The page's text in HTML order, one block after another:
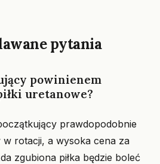
pytania
powinienem
uretanowe?
prawdopodobnie
rotacji, a wysoka cena za
zgubiona piłka będzie boleć